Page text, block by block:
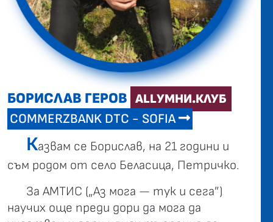
БОРИСЛАВ ГЕРОВ ALLУМНИ.КЛУБ
COMMERZBANK DTC - SOFIA
Казвам се Борислав, на 21 години и
съм родом от село Беласица, Петричко.
За АМТИС („Аз мога — тук и сега”)
научих още преди дори да мога да